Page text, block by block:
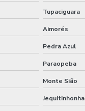
Tupaciguara
Aimorés
Pedra Azul
Paraopeba
Monte Sião
Jequitinhonha